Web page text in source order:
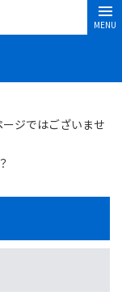
MENU
ジではございませ